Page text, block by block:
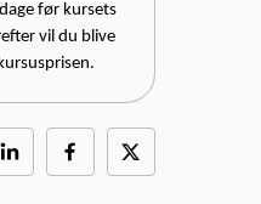
før kursets
vil du blive